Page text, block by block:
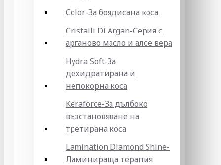
Color-За боядисана коса
Cristalli Di Argan-Серия с
арганово масло и алое вера
Hydra Soft-За
дехидратирана и
непокорна коса
Keraforce-За дълбоко
възстановяване на
третирана коса
Lamination Diamond Shine-
Ламинираща терапия